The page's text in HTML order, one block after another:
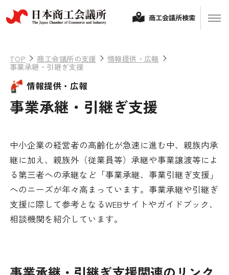
経営相談
融資制度・補助金
保険・共済
ビジネス交流
会頭コメント
政策提言
組織概要
商工会議所検索
TOP 商工会議所の支援 情報提供・広報
事業承継・引継ぎ支援
情報提供・広報
事業承継・引継ぎ支援
中小企業の経営者の高齢化が急速に進む中、親族内承
継に加え、親族外（従業員等）承継や事業譲渡等によ
る第三者への承継など「事業承継、事業引継ぎ支援」
へのニーズが年々高まっています。事業承継や引継ぎ
支援に際して参考となるWEBサイトやガイドブック、
相談機関を紹介しています。